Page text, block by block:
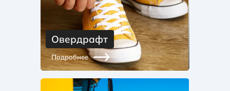
Овердрафт
Подробнее